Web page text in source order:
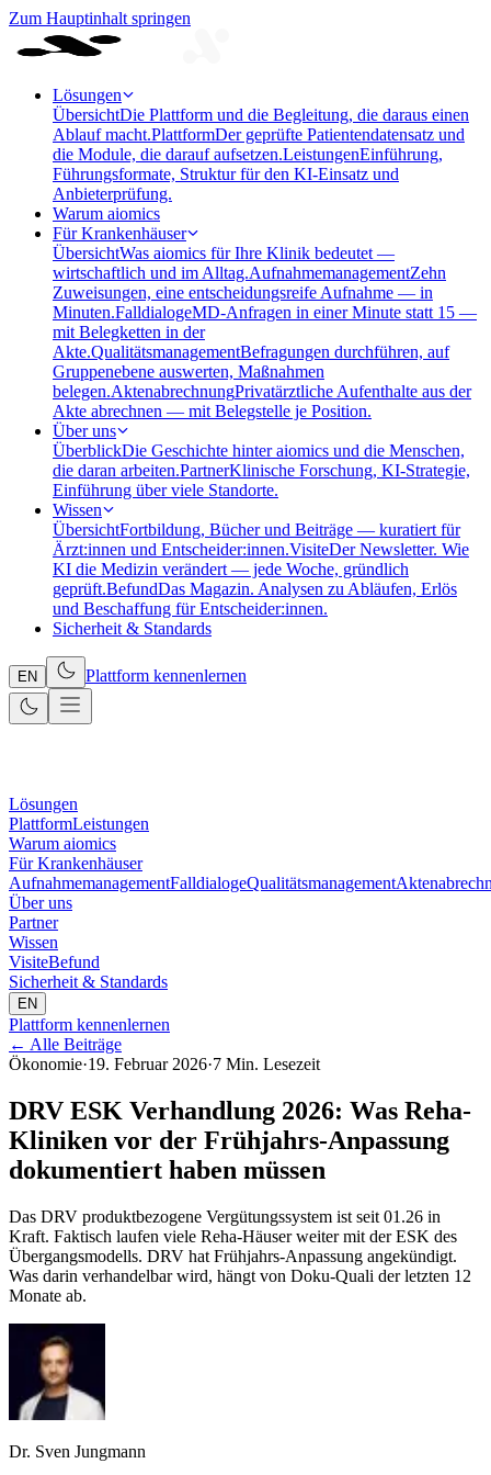
Zum Hauptinhalt springen
Lösungen
ÜbersichtDie Plattform und die Begleitung, die daraus einen
Ablauf macht.PlattformDer geprüfte Patientendatensatz und
die Module, die darauf aufsetzen.LeistungenEinführung,
Führungsformate, Struktur für den KI-Einsatz und
Anbieterprüfung.
Warum aiomics
Für Krankenhäuser
ÜbersichtWas aiomics für Ihre Klinik bedeutet —
wirtschaftlich und im Alltag.AufnahmemanagementZehn
Zuweisungen, eine entscheidungsreife Aufnahme — in
Minuten.FalldialogeMD-Anfragen in einer Minute statt 15 —
mit Belegketten in der
Akte.QualitätsmanagementBefragungen durchführen, auf
Gruppenebene auswerten, Maßnahmen
belegen.AktenabrechnungPrivatärztliche Aufenthalte aus der
Akte abrechnen — mit Belegstelle je Position.
Über uns
ÜberblickDie Geschichte hinter aiomics und die Menschen,
die daran arbeiten.PartnerKlinische Forschung, KI-Strategie,
Einführung über viele Standorte.
Wissen
ÜbersichtFortbildung, Bücher und Beiträge — kuratiert für
Ärzt:innen und Entscheider:innen.VisiteDer Newsletter. Wie
KI die Medizin verändert — jede Woche, gründlich
geprüft.BefundDas Magazin. Analysen zu Abläufen, Erlös
und Beschaffung für Entscheider:innen.
Sicherheit & Standards
EN Plattform kennenlernen
Lösungen
PlattformLeistungen
Warum aiomics
Für Krankenhäuser
AufnahmemanagementFalldialogeQualitätsmanagement
Über uns
Partner
Wissen
VisiteBefund
Sicherheit & Standards
EN
Plattform kennenlernen
← Alle Beiträge
Ökonomie·19. Februar 2026·7 Min. Lesezeit
DRV ESK Verhandlung 2026: Was Reha-
Kliniken vor der Frühjahrs-Anpassung
dokumentiert haben müssen
Das DRV produktbezogene Vergütungssystem ist seit 01.26 in
Kraft. Faktisch laufen viele Reha-Häuser weiter mit der ESK des
Übergangsmodells. DRV hat Frühjahrs-Anpassung angekündigt.
Was darin verhandelbar wird, hängt von Doku-Quali der letzten 12
Monate ab.
Dr. Sven Jungmann